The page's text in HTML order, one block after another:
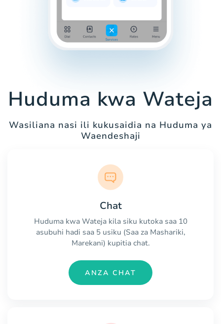
Huduma kwa Wateja
Wasiliana nasi ili kukusaidia na Huduma ya
Waendeshaji
Chat
Huduma kwa Wateja kila siku kutoka saa 10
asubuhi hadi saa 5 usiku (Saa za Mashariki,
Marekani) kupitia chat.
ANZA CHAT